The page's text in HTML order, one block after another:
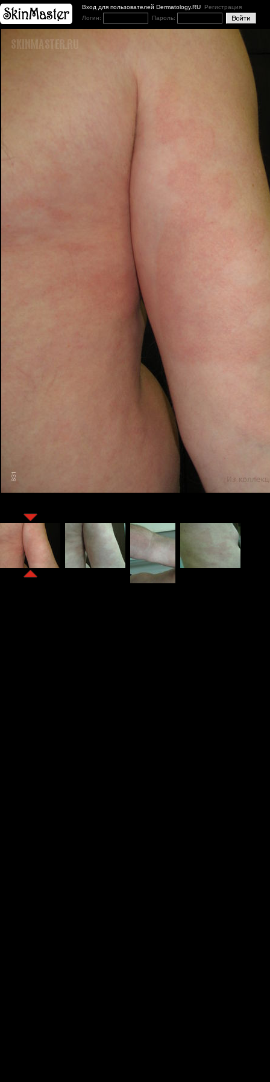
Вход для пользователей Dermatology.RU Регистрация
Логин:
Пароль: